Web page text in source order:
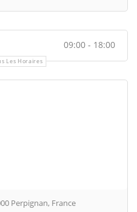
09:00 - 18:00
Les Horaires
Perpignan, France